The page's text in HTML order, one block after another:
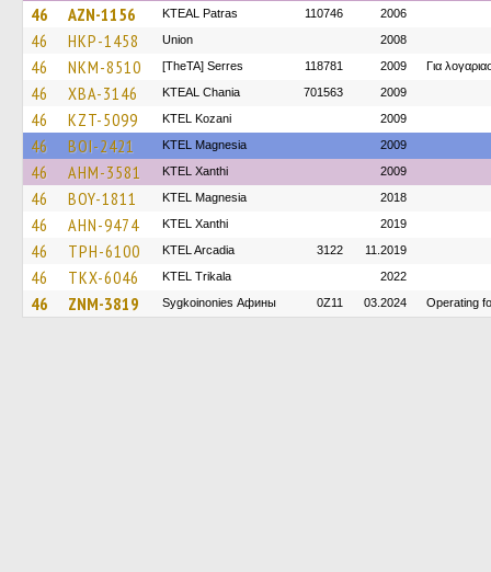
46 AZN-1156 KTEAL Patras 110746 2006
46 HKP-1458 Union 2008
46 NKM-8510 [TheTA] Serres 118781 2009 Για
46 XBA-3146 KTEAL Chania 701563 2009
46 KZT-5099 ΚΤΕL Kozani 2009
46 BOI-2421 ΚΤΕL Magnesia 2009
46 AHM-3581 KTEL Xanthi 2009
46 BOY-1811 ΚΤΕL Magnesia 2018
46 AHN-9474 KTEL Xanthi 2019
46 TPH-6100 KTEL Arcadia 3122 11.2019
46 TKX-6046 ΚΤΕL Τrikala 2022
46 ZNM-3819 Sygkoinonies Афины 0Z11 03.2024 Operating